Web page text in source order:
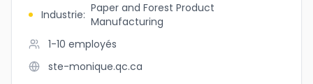
Industrie: Paper and Forest Product
Manufacturing
1-10 employés
ste-monique.qc.ca